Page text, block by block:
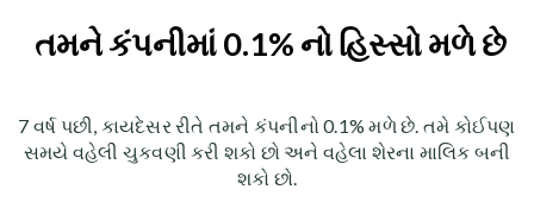
તમને કંપનીમાં 0.1% નો હિસ્સો મળે છે
7 વર્ષ પછી, કાયદેસર રીતે તમને કંપનીનો 0.1% મળે છે. તમે કોઈપણ
સમયે વહેલી ચુકવણી કરી શકો છો અને વહેલા શેરના માલિક બની
શકો છો.